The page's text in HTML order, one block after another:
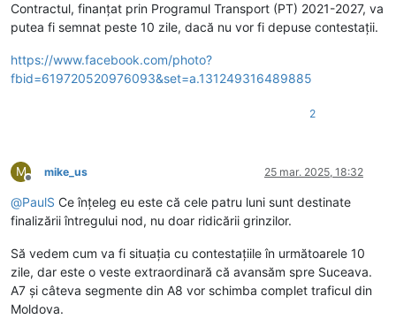
Contractul, finanțat prin Programul Transport (PT) 2021-2027, va
putea fi semnat peste 10 zile, dacă nu vor fi depuse contestații.
https://www.facebook.com/photo?
fbid=619720520976093&set=a.131249316489885
2
M
Deconectat
mike_us 25 mar. 2025, 18:32
@PaulS Ce înțeleg eu este că cele patru luni sunt destinate
finalizării întregului nod, nu doar ridicării grinzilor.
Să vedem cum va fi situația cu contestațiile în următoarele 10
zile, dar este o veste extraordinară că avansăm spre Suceava.
A7 și câteva segmente din A8 vor schimba complet traficul din
Moldova.